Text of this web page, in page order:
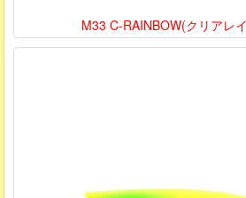
M33 C-RAINBOW(クリアレ